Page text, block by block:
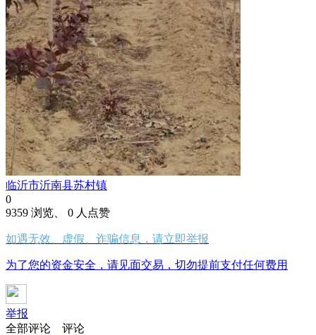
临沂市沂南县苏村镇
0
9359 浏览、 0 人点赞
如遇无效、虚假、诈骗信息，请立即举报
为了您的资金安全，请见面交易，切勿提前支付任何费用
举报
全部评论
评论